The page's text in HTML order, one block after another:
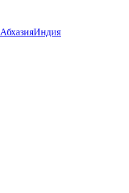
АбхазияИндия